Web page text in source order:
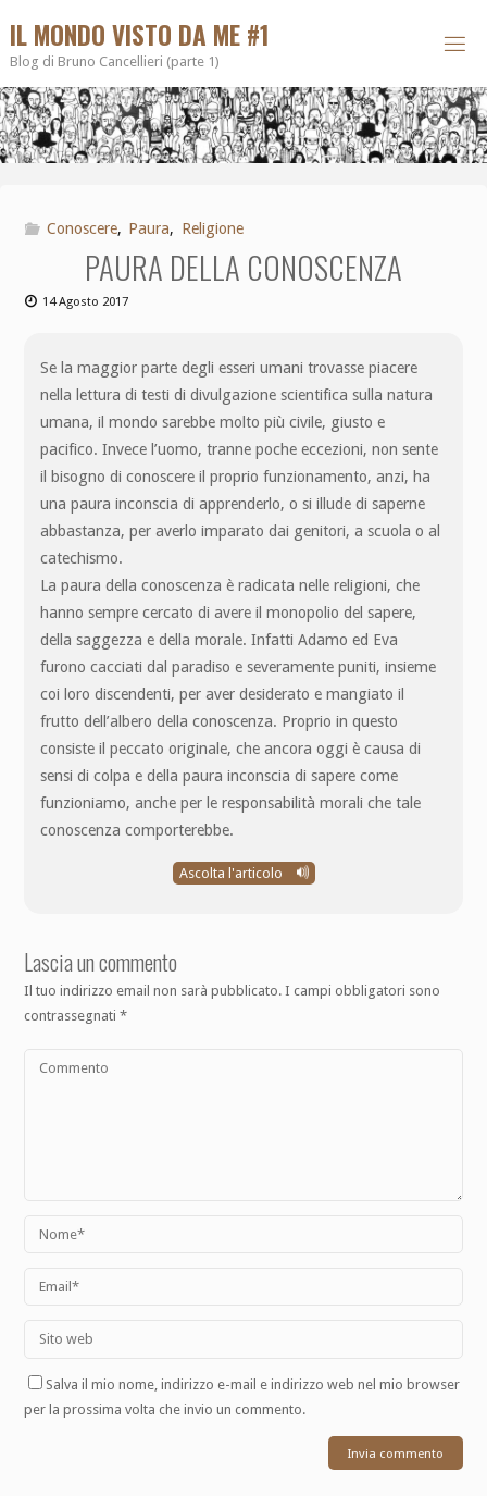
IL MONDO VISTO DA ME #1
Blog di Bruno Cancellieri (parte 1)
Conoscere, Paura, Religione
PAURA DELLA CONOSCENZA
14 Agosto 2017
Se la maggior parte degli esseri umani trovasse piacere
nella lettura di testi di divulgazione scientifica sulla natura
umana, il mondo sarebbe molto più civile, giusto e
pacifico. Invece l’uomo, tranne poche eccezioni, non sente
il bisogno di conoscere il proprio funzionamento, anzi, ha
una paura inconscia di apprenderlo, o si illude di saperne
abbastanza, per averlo imparato dai genitori, a scuola o al
catechismo.
La paura della conoscenza è radicata nelle religioni, che
hanno sempre cercato di avere il monopolio del sapere,
della saggezza e della morale. Infatti Adamo ed Eva
furono cacciati dal paradiso e severamente puniti, insieme
coi loro discendenti, per aver desiderato e mangiato il
frutto dell’albero della conoscenza. Proprio in questo
consiste il peccato originale, che ancora oggi è causa di
sensi di colpa e della paura inconscia di sapere come
funzioniamo, anche per le responsabilità morali che tale
conoscenza comporterebbe.
Ascolta l'articolo
Lascia un commento
Il tuo indirizzo email non sarà pubblicato. I campi obbligatori sono
contrassegnati*
Salva il mio nome, indirizzo e-mail e indirizzo web nel mio browser
per la prossima volta che invio un commento.